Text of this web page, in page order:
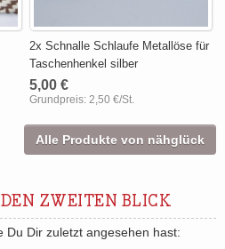
2x Schnalle Schlaufe Metallöse für
Taschenhenkel silber
5,00 €
Grundpreis:2,50 €/St.
Alle Produkte von nähglück
ZWEITEN BLICK
Du Dir zuletzt angesehen hast: